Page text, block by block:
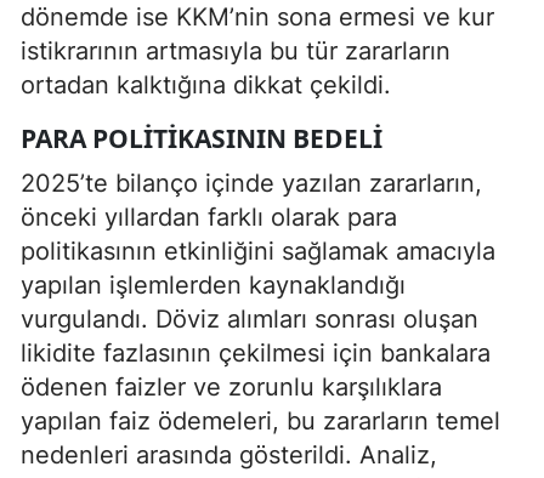
dönemde ise KKM’nin sona ermesi ve kur
istikrarının artmasıyla bu tür zararların
ortadan kalktığına dikkat çekildi.
PARA POLITIKASININ BEDELI
2025’te bilanço içinde yazılan zararların,
önceki yıllardan farklı olarak para
politikasının etkinliğini sağlamak amacıyla
yapılan işlemlerden kaynaklandığı
vurgulandı. Döviz alımları sonrası oluşan
likidite fazlasının çekilmesi için bankalara
ödenen faizler ve zorunlu karşılıklara
yapılan faiz ödemeleri, bu zararların temel
nedenleri arasında gösterildi. Analiz,